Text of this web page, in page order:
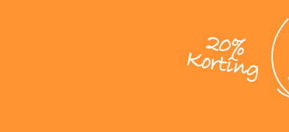
20%
Korting